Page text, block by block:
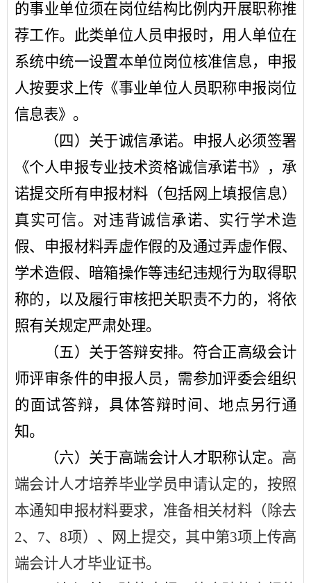
的事业单位须在岗位结构比例内开展职称推
荐工作。此类单位人员申报时，用人单位在
系统中统一设置本单位岗位核准信息，申报
人按要求上传《事业单位人员职称申报岗位
信息表》。
（四）关于诚信承诺。 申报人必须签署
《个人申报专业技术资格诚信承诺书》，承
诺提交所有申报材料（包括网上填报信息）
真实可信。对违背诚信承诺、实行学术造
假、申报材料弄虚作假的及通过弄虚作假、
学术造假、暗箱操作等违纪违规行为取得职
称的，以及履行审核把关职责不力的，将依
照有关规定严肃处理。
（五）关于答辩安排。 符合正高级会计
师评审条件的申报人员，需参加评委会组织
的面试答辩，具体答辩时间、地点另行通
知。
（六）关于高端会计人才职称认定。 高
端会计人才培养毕业学员申请认定的，按照
本通知申报材料要求，准备相关材料（除去
2、 7、 8项）、网上提交，其中第3项上传高
端会计人才毕业证书。